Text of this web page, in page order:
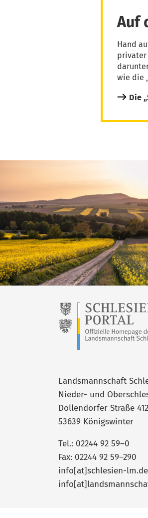
Auf
Hand
privater
wie die
Die
Landsmannschaft
Nieder- und
Dollendorfer Straße 412
53639 Königswinter
Tel.: 02244 92 59–0
Fax: 02244 92 59–290
info[at]schlesien-lm.de